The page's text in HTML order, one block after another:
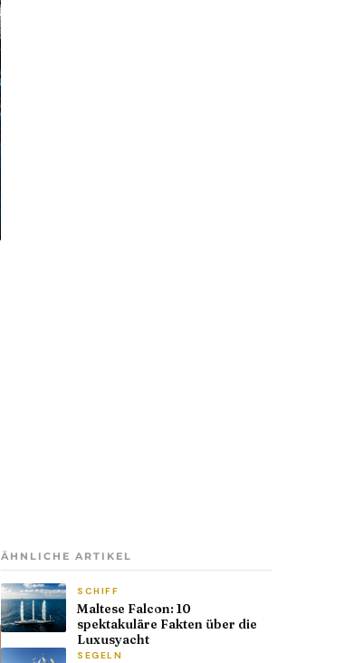
ÄHNLICHE ARTIKEL
SCHIFF
Maltese Falcon: 10
spektakuläre Fakten über die
Luxusyacht
SEGELN